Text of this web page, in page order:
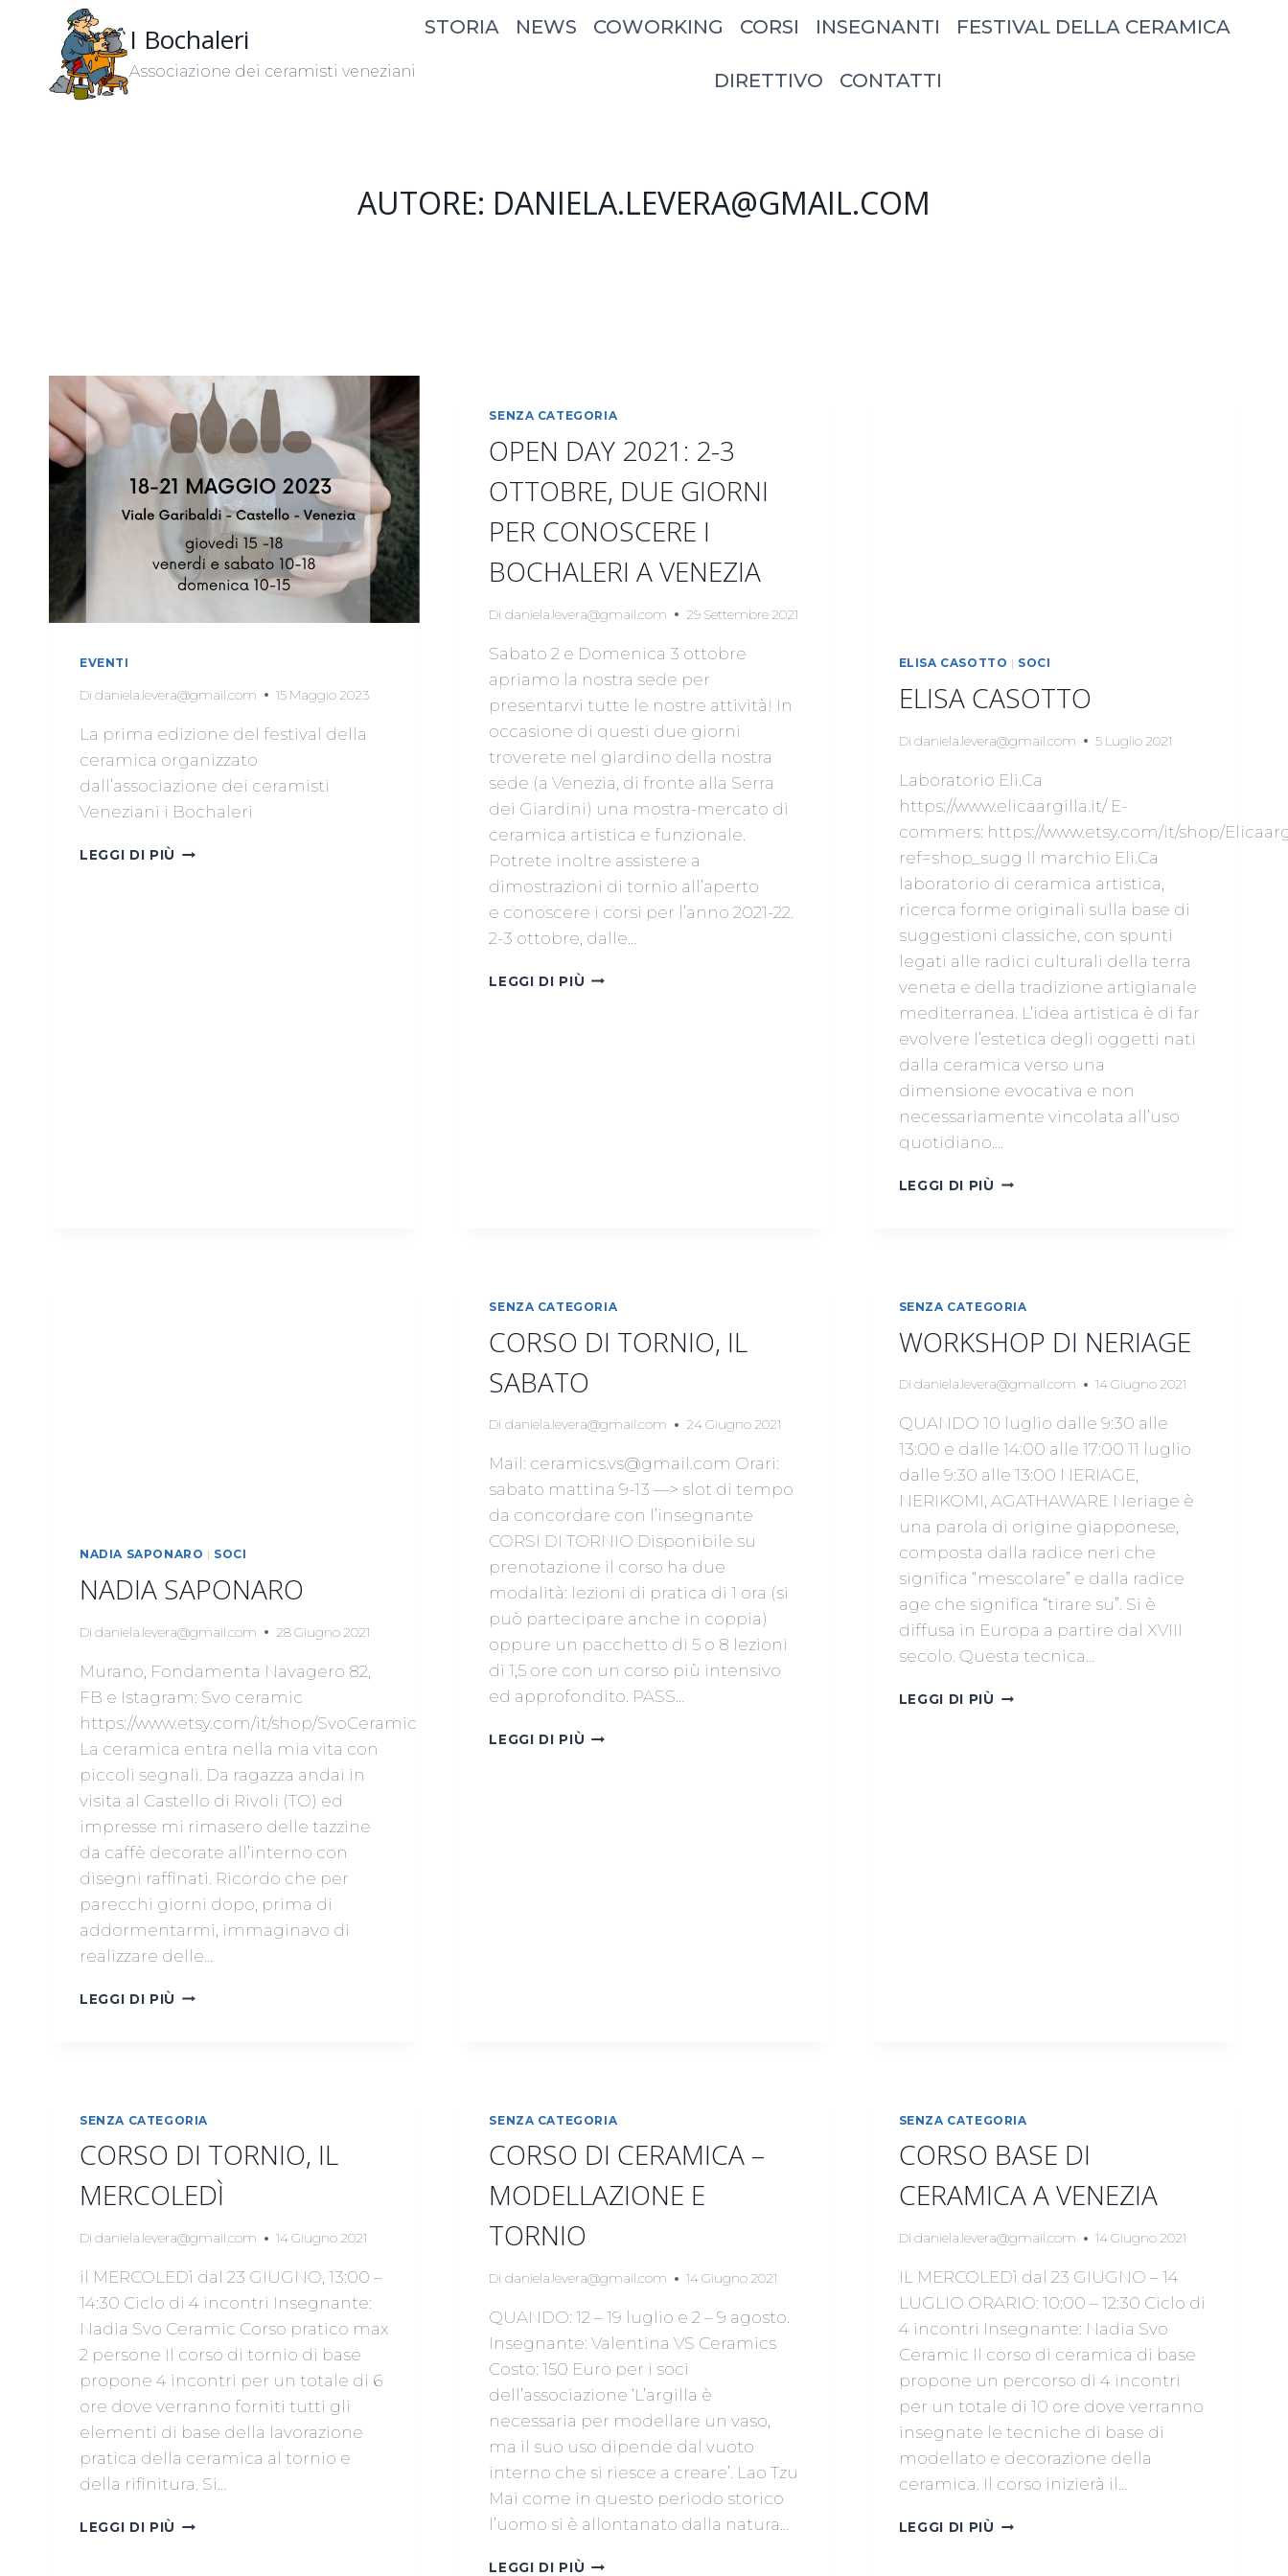
contenuto
I Bochaleri
Associazione dei ceramisti veneziani
STORIA NEWS COWORKING CORSI INSEGNANTI FESTIVAL DELLA CERAMICA
DIRETTIVO CONTATTI
AUTORE: DANIELA.LEVERA@GMAIL.COM
EVENTI
Di daniela.levera@gmail.com 15 Maggio 2023
La prima edizione del festival della
ceramica organizzato
dall’associazione dei ceramisti
Veneziani i Bochaleri
LEGGI DI PIÙ
SENZA CATEGORIA
OPEN DAY 2021: 2-3
OTTOBRE, DUE GIORNI
PER CONOSCERE I
BOCHALERI A VENEZIA
Di daniela.levera@gmail.com 29 Settembre 2021
Sabato 2 e Domenica 3 ottobre
apriamo la nostra sede per
presentarvi tutte le nostre attività! In
occasione di questi due giorni
troverete nel giardino della nostra
sede (a Venezia, di fronte alla Serra
dei Giardini) una mostra-mercato di
ceramica artistica e funzionale.
Potrete inoltre assistere a
dimostrazioni di tornio all’aperto
e conoscere i corsi per l’anno 2021-22.
2-3 ottobre, dalle…
LEGGI DI PIÙ OPEN
ELISA CASOTTO | SOCI
ELISA CASOTTO
Di daniela.levera@gmail.com 5 Luglio 2021
Laboratorio Eli.Ca
https://www.elicaargilla.it/ E-
commers: https://www.etsy.com/it/shop/
ref=shop_sugg Il marchio Eli.Ca
laboratorio di ceramica artistica,
ricerca forme originali sulla base di
suggestioni classiche, con spunti
legati alle radici culturali della terra
veneta e della tradizione artigianale
mediterranea. L’idea artistica è di far
evolvere l’estetica degli oggetti nati
dalla ceramica verso una
dimensione evocativa e non
necessariamente vincolata all’uso
quotidiano….
LEGGI DI PIÙ ELISA
NADIA SAPONARO | SOCI
NADIA SAPONARO
Di daniela.levera@gmail.com 28 Giugno 2021
Murano, Fondamenta Navagero 82,
FB e Istagram: Svo ceramic
https://www.etsy.com/it/shop/SvoCeramic
La ceramica entra nella mia vita con
piccoli segnali. Da ragazza andai in
visita al Castello di Rivoli (TO) ed
impresse mi rimasero delle tazzine
da caffè decorate all’interno con
disegni raffinati. Ricordo che per
parecchi giorni dopo, prima di
addormentarmi, immaginavo di
realizzare delle…
LEGGI DI PIÙ NADIA
SENZA CATEGORIA
CORSO DI TORNIO, IL
SABATO
Di daniela.levera@gmail.com 24 Giugno 2021
Mail: ceramics.vs@gmail.com Orari:
sabato mattina 9-13 —> slot di tempo
da concordare con l’insegnante
CORSI DI TORNIO Disponibile su
prenotazione il corso ha due
modalità: lezioni di pratica di 1 ora (si
può partecipare anche in coppia)
oppure un pacchetto di 5 o 8 lezioni
di 1,5 ore con un corso più intensivo
ed approfondito. PASS…
LEGGI DI PIÙ CORSO
SENZA CATEGORIA
WORKSHOP DI NERIAGE
Di daniela.levera@gmail.com 14 Giugno 2021
QUANDO 10 luglio dalle 9:30 alle
13:00 e dalle 14:00 alle 17:00 11 luglio
dalle 9:30 alle 13:00 NERIAGE,
NERIKOMI, AGATHAWARE Neriage è
una parola di origine giapponese,
composta dalla radice neri che
significa “mescolare” e dalla radice
age che significa “tirare su”. Si è
diffusa in Europa a partire dal XVIII
secolo. Questa tecnica…
LEGGI DI PIÙ WORKSHOP
SENZA CATEGORIA
CORSO DI TORNIO, IL
MERCOLEDÌ
Di daniela.levera@gmail.com 14 Giugno 2021
il MERCOLEDì dal 23 GIUGNO, 13:00 –
14:30 Ciclo di 4 incontri Insegnante:
Nadia Svo Ceramic Corso pratico max
2 persone Il corso di tornio di base
propone 4 incontri per un totale di 6
ore dove verranno forniti tutti gli
elementi di base della lavorazione
pratica della ceramica al tornio e
della rifinitura. Si…
LEGGI DI PIÙ CORSO
SENZA CATEGORIA
CORSO DI CERAMICA –
MODELLAZIONE E
TORNIO
Di daniela.levera@gmail.com 14 Giugno 2021
QUANDO: 12 – 19 luglio e 2 – 9 agosto.
Insegnante: Valentina VS Ceramics
Costo: 150 Euro per i soci
dell’associazione ‘L’argilla è
necessaria per modellare un vaso,
ma il suo uso dipende dal vuoto
interno che si riesce a creare’. Lao Tzu
Mai come in questo periodo storico
l’uomo si è allontanato dalla natura…
LEGGI DI PIÙ CORSO
SENZA CATEGORIA
CORSO BASE DI
CERAMICA A VENEZIA
Di daniela.levera@gmail.com 14 Giugno 2021
IL MERCOLEDì dal 23 GIUGNO – 14
LUGLIO ORARIO: 10:00 – 12:30 Ciclo di
4 incontri Insegnante: Nadia Svo
Ceramic Il corso di ceramica di base
propone un percorso di 4 incontri
per un totale di 10 ore dove verranno
insegnate le tecniche di base di
modellato e decorazione della
ceramica. Il corso inizierà il…
LEGGI DI PIÙ CORSO